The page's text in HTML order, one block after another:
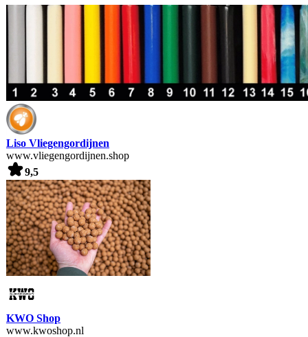
Liso Vliegengordijnen
www.vliegengordijnen.shop
9,5
KWO Shop
www.kwoshop.nl